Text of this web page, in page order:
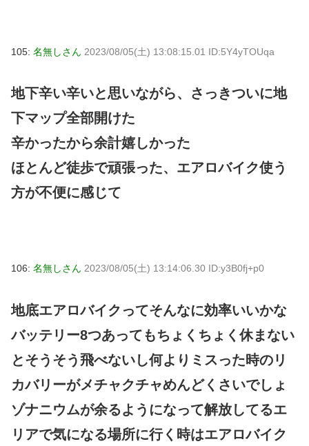
105: 名無しさん 2023/08/05(土) 13:08:15.01 ID:5Y4yTOUqa
地下辛い辛いと思いながら、さっきついに地
下マップ全部開けた
辛かったから余計嬉しかった
ほとんど徒歩で頑張った、エアロバイク使う
方が不便に感じて
106: 名無しさん 2023/08/05(土) 13:14:06.30 ID:y3B0fj+p0
地底エアロバイクってそんなに効率いいかな
バッテリー8つあってもちょくちょく休まない
とそうそう飛べないし何よりミスった時のリ
カバリーがメチャクチャめんどくさいでしょ
ゾナニウムが余るようになって解放してるエ
リアで気になる場所に行く時はエアロバイク